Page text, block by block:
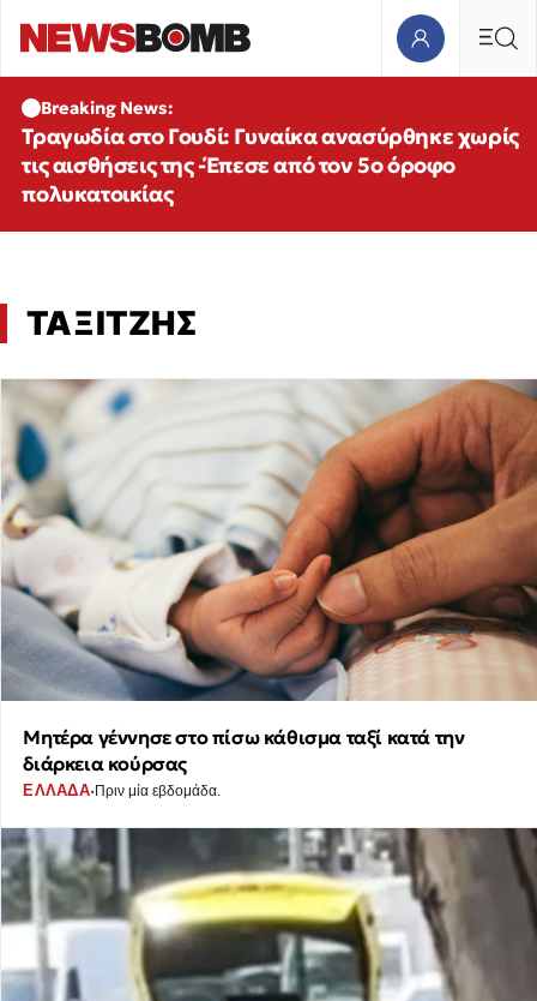
Breaking News:
Τραγωδία στο Γουδί: Γυναίκα ανασύρθηκε χωρίς
τις αισθήσεις της -Έπεσε από τον 5ο όροφο
πολυκατοικίας
ΤΑΞΙΤΖΗΣ
Μητέρα γέννησε στο πίσω κάθισμα ταξί κατά την
διάρκεια κούρσας
ΕΛΛΑΔΑ·Πριν μία εβδομάδα.